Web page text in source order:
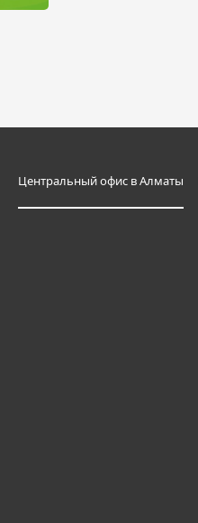
Центральный офис в Алматы